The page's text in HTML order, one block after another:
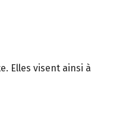
Elles visent ainsi à